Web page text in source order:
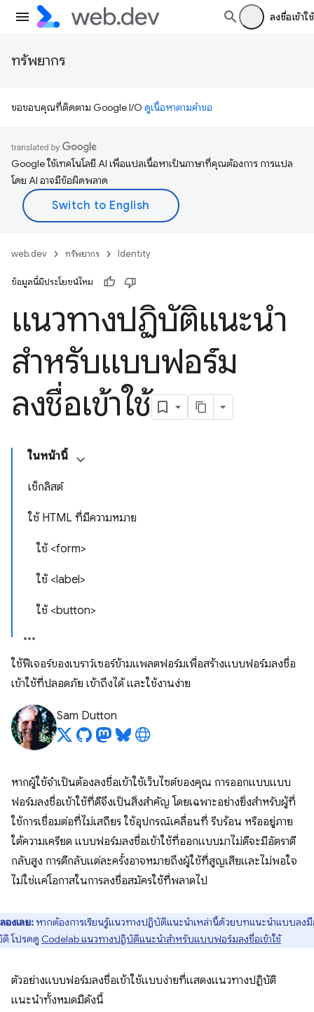
ลงชื่อเข้าใช้
ทรัพยากร
ขอขอบคุณที่ติดตาม Google I/O ดูเนื้อหาตามคำขอ
Google ใช้เทคโนโลยี AI เพื่อแปลเนื้อหาเป็นภาษาที่คุณต้องการ การแปล
โดย AI อาจมีข้อผิดพลาด
web.dev ทรัพยากร Identity
ข้อมูลนี้มีประโยชน์ไหม
แนวทางปฏิบัติแนะนำ
สำหรับแบบฟอร์ม
ลงชื่อเข้าใช้
ในหน้านี้
เช็กลิสต์
ใช้ HTML ที่มีความหมาย
ใช้ <form>
ใช้ <label>
ใช้ <button>
ใช้ฟีเจอร์ของเบราว์เซอร์ข้ามแพลตฟอร์มเพื่อสร้างแบบฟอร์มลงชื่อ
เข้าใช้ที่ปลอดภัย เข้าถึงได้ และใช้งานง่าย
Sam Dutton
หากผู้ใช้จำเป็นต้องลงชื่อเข้าใช้เว็บไซต์ของคุณ การออกแบบแบบ
ฟอร์มลงชื่อเข้าใช้ที่ดีจึงเป็นสิ่งสำคัญ โดยเฉพาะอย่างยิ่งสำหรับผู้ที่
ใช้การเชื่อมต่อที่ไม่เสถียร ใช้อุปกรณ์เคลื่อนที่ รีบร้อน หรืออยู่ภาย
ใต้ความเครียด แบบฟอร์มลงชื่อเข้าใช้ที่ออกแบบมาไม่ดีจะมีอัตราตี
กลับสูง การตีกลับแต่ละครั้งอาจหมายถึงผู้ใช้ที่สูญเสียและไม่พอใจ
ไม่ใช่แค่โอกาสในการลงชื่อสมัครใช้ที่พลาดไป
ลองเลย: หากต้องการเรียนรู้แนวทางปฏิบัติแนะนำเหล่านี้ด้วยบทแนะนำแบบลง
โปรดดู Codelab แนวทางปฏิบัติแนะนำสำหรับแบบฟอร์มลงชื่อเข้าใช้
ตัวอย่างแบบฟอร์มลงชื่อเข้าใช้แบบง่ายที่แสดงแนวทางปฏิบัติ
แนะนำทั้งหมดมีดังนี้